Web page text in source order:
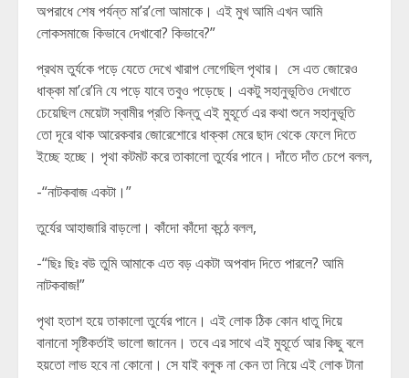
অপরাধে শেষ পর্যন্ত মা’র’লো আমাকে। এই মুখ আমি এখন আমি
লোকসমাজে কিভাবে দেখাবো? কিভাবে?”
প্রথম তুর্যকে পড়ে যেতে দেখে খারাপ লেগেছিল পৃথার। সে এত জোরেও
ধাক্কা মা’রে’নি যে পড়ে যাবে তবুও পড়েছে। একটু সহানুভূতিও দেখাতে
চেয়েছিল মেয়েটা স্বামীর প্রতি কিন্তু এই মুহূর্তে এর কথা শুনে সহানুভূতি
তো দূরে থাক আরেকবার জোরেশোরে ধাক্কা মেরে ছাদ থেকে ফেলে দিতে
ইচ্ছে হচ্ছে। পৃথা কটমট করে তাকালো তুর্যের পানে। দাঁতে দাঁত চেপে বলল,
-“নাটকবাজ একটা।”
তুর্যের আহাজারি বাড়লো। কাঁদো কাঁদো কন্ঠে বলল,
-“ছিঃ ছিঃ বউ তুমি আমাকে এত বড় একটা অপবাদ দিতে পারলে? আমি
নাটকবাজ!”
পৃথা হতাশ হয়ে তাকালো তুর্যের পানে। এই লোক ঠিক কোন ধাতু দিয়ে
বানানো সৃষ্টিকর্তাই ভালো জানেন। তবে এর সাথে এই মুহূর্তে আর কিছু বলে
হয়তো লাভ হবে না কোনো। সে যাই বলুক না কেন তা নিয়ে এই লোক টানা